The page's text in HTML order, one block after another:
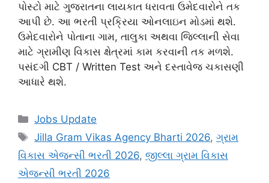
પોસ્ટો માટે ગુજરાતના લાયકાત ધરાવતા ઉમેદવારોને તક
આપી છે. આ ભરતી પ્રક્રિયા ઓનલાઇન મોડમાં થશે.
ઉમેદવારોને પોતાના ગામ, તાલુકા અથવા જિલ્લાની સેવા
માટે ગ્રામીણ વિકાસ ક્ષેત્રમાં કામ કરવાની તક મળશે.
પસંદગી CBT / Written Test અને દસ્તાવેજ ચકાસણી
આધારે થશે.
Categories
Jobs Update
Tags
Jilla Gram Vikas Agency Bharti 2026,ગ્રામ
વિકાસ એજન્સી ભરતી 2026, જીલ્લા ગ્રામ વિકાસ
એજન્સી ભરતી 2026